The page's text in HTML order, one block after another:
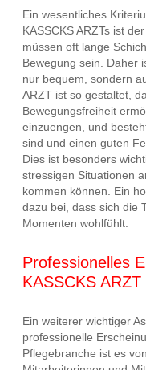
Ein wesentliches
KASSCKS ARZTs ist
müssen oft lange
Bewegung sein. Daher
nur bequem, sondern
ARZT ist so gestaltet,
Bewegungsfreiheit
einzuengen, und
sind und einen guten
Dies ist besonders
stressigen Situationen
kommen können. Ein
dazu bei, dass sich die
Momenten wohlfühlt.
Professionelles
KASSCKS ARZT
Ein weiterer wichtiger
professionelle
Pflegebranche ist es